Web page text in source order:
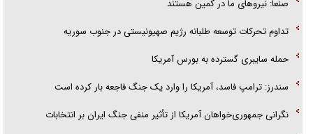
صنعا: نیروهای ما در کمین‌ هستند
تداوم تحرکات توسعه طلبانه رژیم صهیونیستی در جنوب سوریه
حمله سایبری گسترده به بورس آمریکا
سندرز: ترامپ فاسد، آمریکا را وارد یک جنگ فاجعه بار کرده است
نگرانی جمهوری‌خواهان آمریکا از تأثیر منفی جنگ ایران بر انتخابات